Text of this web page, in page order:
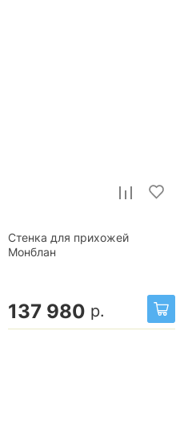
Стенка для прихожей
Монблан
137 980 р.